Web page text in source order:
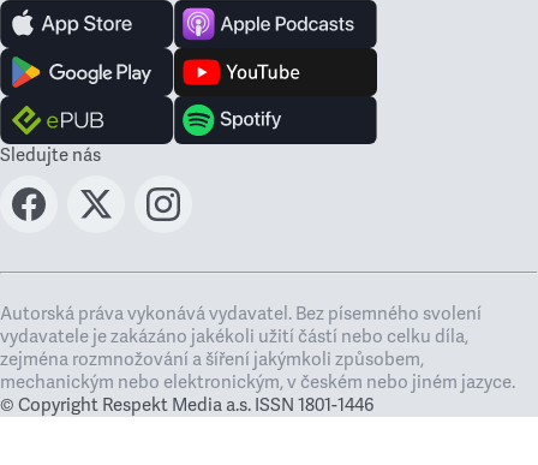
Sledujte nás
Autorská práva vykonává vydavatel. Bez písemného svolení
vydavatele je zakázáno jakékoli užití částí nebo celku díla,
zejména rozmnožování a šíření jakýmkoli způsobem,
mechanickým nebo elektronickým, v českém nebo jiném jazyce.
© Copyright Respekt Media a.s. ISSN 1801-1446